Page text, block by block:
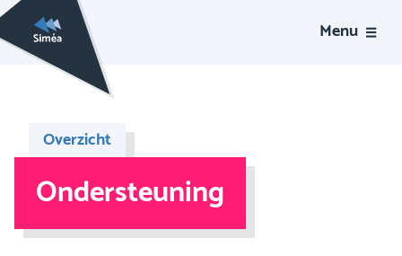
Menu
Overzicht
Ondersteuning